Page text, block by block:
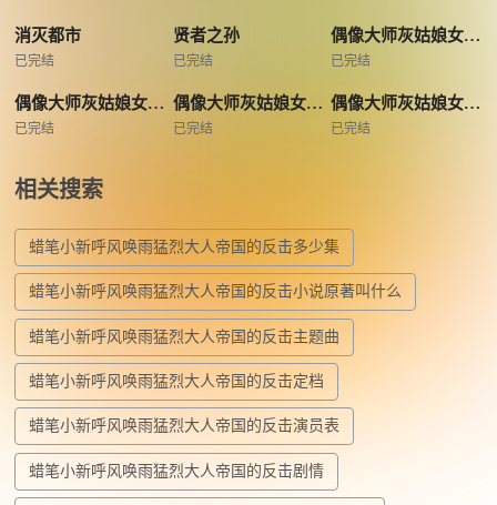
消灭都市
已完结
贤者之孙
已完结
偶像大师灰姑娘女孩小剧场ExtraStage
已完结
偶像大师灰姑娘女孩剧场第四季
已完结
偶像大师灰姑娘女孩剧场第三季
已完结
偶像大师灰姑娘女孩剧场第二季
已完结
相关搜索
蜡笔小新呼风唤雨猛烈大人帝国的反击多少集
蜡笔小新呼风唤雨猛烈大人帝国的反击小说原著叫什么
蜡笔小新呼风唤雨猛烈大人帝国的反击主题曲
蜡笔小新呼风唤雨猛烈大人帝国的反击定档
蜡笔小新呼风唤雨猛烈大人帝国的反击演员表
蜡笔小新呼风唤雨猛烈大人帝国的反击剧情